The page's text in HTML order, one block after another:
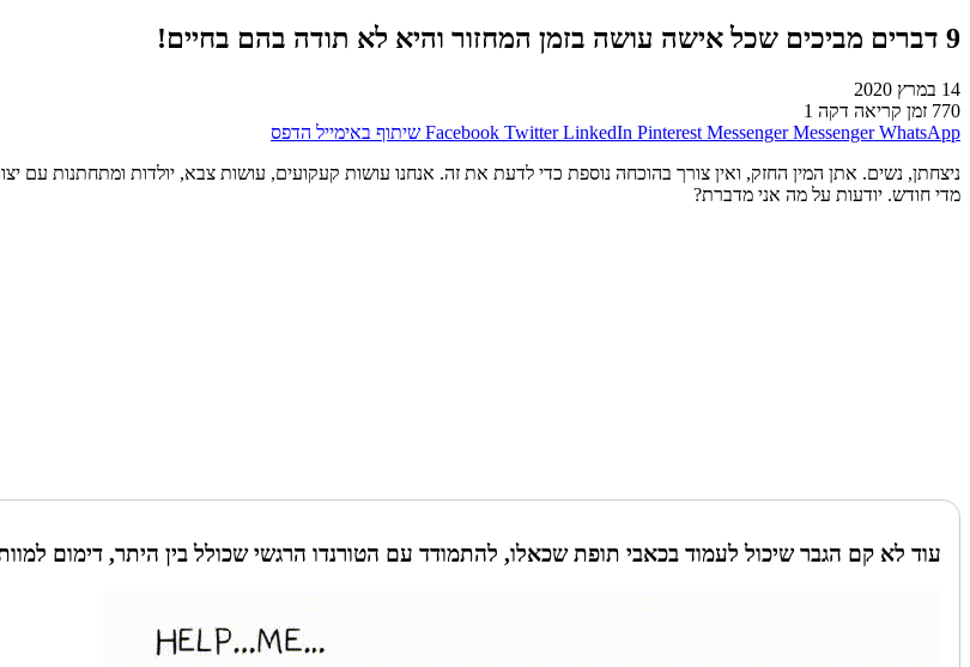
9 דברים מביכים שכל אישה עושה בזמן המחזור והיא לא תודה בהם בחיים!
14 במרץ 2020
770 זמן קריאה דקה 1
Facebook Twitter LinkedIn Pinterest Messenger Messenger WhatsApp שיתוף באימייל הדפס
ניצחתן, נשים. אתן המין החזק, ואין צורך בהוכחה נוספת כדי לדעת את זה. אנחנו עושות קעקועים, עושות צבא, יולדות ומתחתנות עם
מדי חודש. יודעות על מה אני מדברת?
עוד לא קם הגבר שיכול לעמוד בכאבי תופת שכאלו, להתמודד עם הטורנדו הרגשי שכולל בין היתר, דימום